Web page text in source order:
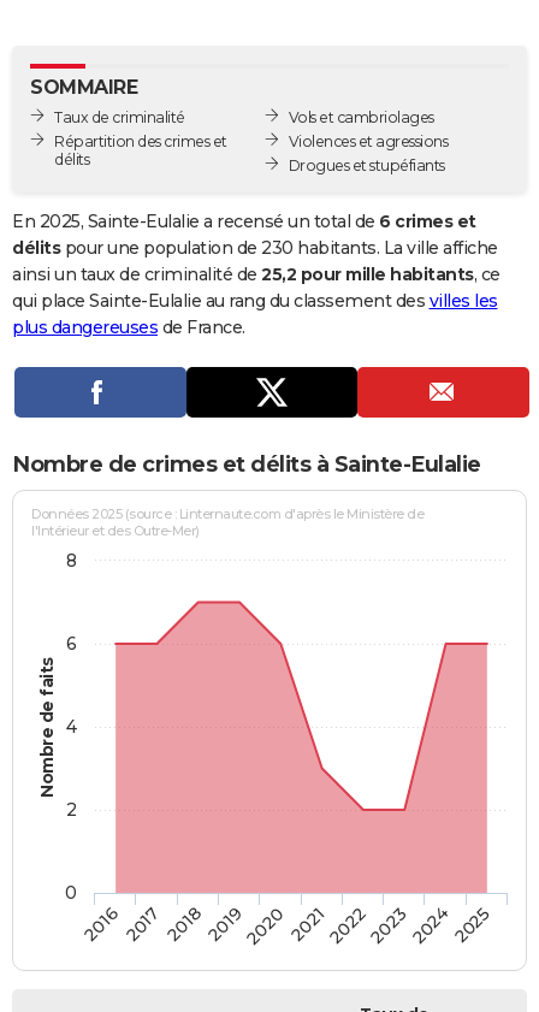
GUIDES D'ACHAT
BONS PLANS
Carte de Noël
Carte Bonne année
Carte Saint-Valentin
Carte Pâques
Carte d'anniversaire
DICTIONNAIRE
Dictionnaire
Biographies
Citations
Expressions
Proverbes
PROGRAMME TV
COPAINS D'AVANT
S'inscrire
Se connecter
Lycées
Collèges
Primaires
Universités
Entreprises
Service militaire
Avis de recherche
AVIS DE DÉCÈS
FORUM
Bricolage
Lifestyle
Culture
Sport
Auto
Television
Voyage
Cinema
SOMMAIRE
Taux de criminalité
Répartition des crimes et
délits
Vols et cambriolages
Violences et agressions
Drogues et stupéfiants
En 2025, Sainte-Eulalie a recensé un total de 6 crimes et
délitspour une population de 230 habitants. La ville affiche
ainsi un taux de criminalité de 25,2 pour mille habitants, ce
qui place Sainte-Eulalie au rang du classement des villes les
plus dangereuses de France.
Nombre de crimes et délits à Sainte-Eulalie
Nombre de faits
Données 2025 (source : Linternaute.com d'après le Ministère de
l'Intérieur et des Outre-Mer)
20162017 20182019202020212022202320242025
0
2
4
6
8